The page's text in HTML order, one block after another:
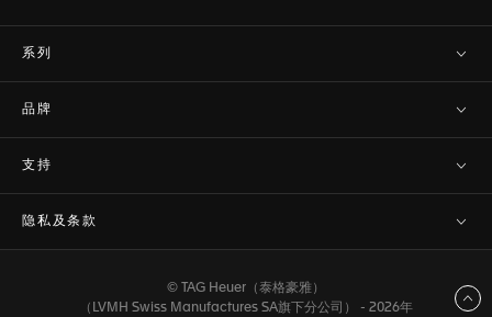
系列
品牌
支持
隐私及条款
© TAG Heuer（泰格豪雅）
（LVMH Swiss Manufactures SA旗下分公司） - 2026年
返回顶部